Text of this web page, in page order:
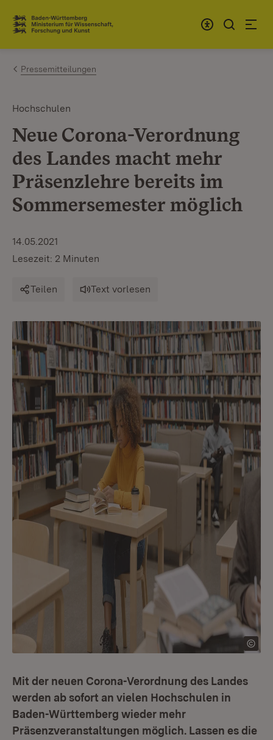
Zum Inhalt springen
Link zur Startseite
Pressemitteilungen
Hochschulen
Neue Corona-Verordnung
des Landes macht mehr
Präsenzlehre bereits im
Sommersemester möglich
14.05.2021
Lesezeit: 2 Minuten
Teilen Text vorlesen
Mit der neuen Corona-Verordnung des Landes
werden ab sofort an vielen Hochschulen in
Baden-Württemberg wieder mehr
Präsenzveranstaltungen möglich. Lassen es die